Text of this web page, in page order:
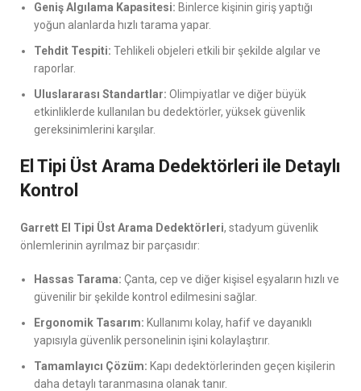
Geniş Algılama Kapasitesi: Binlerce kişinin giriş yaptığı
yoğun alanlarda hızlı tarama yapar.
Tehdit Tespiti: Tehlikeli objeleri etkili bir şekilde algılar ve
raporlar.
Uluslararası Standartlar: Olimpiyatlar ve diğer büyük
etkinliklerde kullanılan bu dedektörler, yüksek güvenlik
gereksinimlerini karşılar.
El Tipi Üst Arama Dedektörleri ile Detaylı
Kontrol
Garrett El Tipi Üst Arama Dedektörleri, stadyum güvenlik
önlemlerinin ayrılmaz bir parçasıdır:
Hassas Tarama: Çanta, cep ve diğer kişisel eşyaların hızlı ve
güvenilir bir şekilde kontrol edilmesini sağlar.
Ergonomik Tasarım: Kullanımı kolay, hafif ve dayanıklı
yapısıyla güvenlik personelinin işini kolaylaştırır.
Tamamlayıcı Çözüm: Kapı dedektörlerinden geçen kişilerin
daha detaylı taranmasına olanak tanır.